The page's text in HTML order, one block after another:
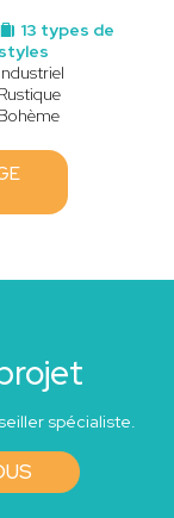
13 types de
styles
Industriel
Rustique
Bohème
spécialiste.